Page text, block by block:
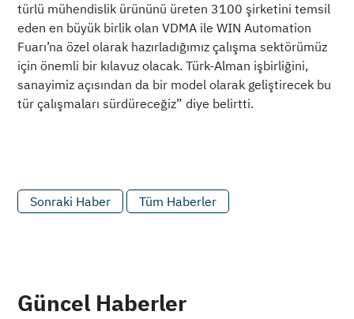
türlü mühendislik ürününü üreten 3100 şirketini temsil
eden en büyük birlik olan VDMA ile WIN Automation
Fuarı’na özel olarak hazırladığımız çalışma sektörümüz
için önemli bir kılavuz olacak. Türk-Alman işbirliğini,
sanayimiz açısından da bir model olarak geliştirecek bu
tür çalışmaları sürdüreceğiz” diye belirtti.
Sonraki Haber Tüm Haberler
Güncel Haberler